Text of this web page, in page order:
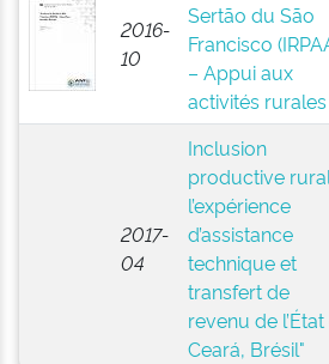
2016-
10
Sertão du São
Francisco
– Appui aux
activités rurales
2017-
04
Inclusion
productive
l’expérience
d’assistance
technique et
transfert de
revenu de
Ceará, Brésil"